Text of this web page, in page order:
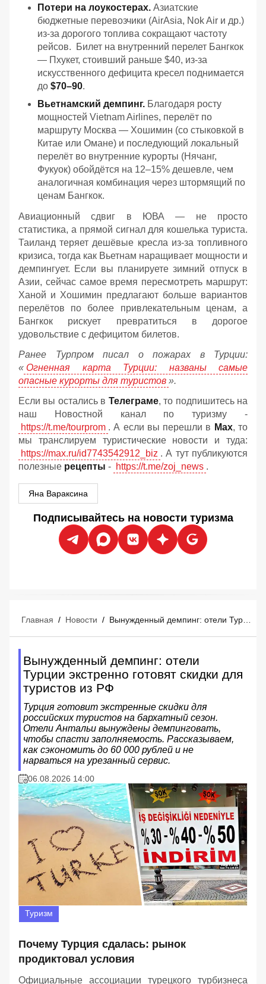
Потери на лоукостерах. Азиатские
бюджетные перевозчики (AirAsia, Nok Air и др.)
из-за дорогого топлива сокращают частоту
рейсов. Билет на внутренний перелет Бангкок
— Пхукет, стоивший раньше $40, из-за
искусственного дефицита кресел поднимается
до $70–90.
Вьетнамский демпинг. Благодаря росту
мощностей Vietnam Airlines, перелёт по
маршруту Москва — Хошимин (со стыковкой в
Китае или Омане) и последующий локальный
перелёт во внутренние курорты (Нячанг,
Фукуок) обойдётся на 12–15% дешевле, чем
аналогичная комбинация через штормящий по
ценам Бангкок.
Авиационный сдвиг в ЮВА — не просто
статистика, а прямой сигнал для кошелька туриста.
Таиланд теряет дешёвые кресла из-за топливного
кризиса, тогда как Вьетнам наращивает мощности и
демпингует. Если вы планируете зимний отпуск в
Азии, сейчас самое время пересмотреть маршрут:
Ханой и Хошимин предлагают больше вариантов
перелётов по более привлекательным ценам, а
Бангкок рискует превратиться в дорогое
удовольствие с дефицитом билетов.
Ранее Турпром писал о пожарах в Турции:
« Огненная карта Турции: названы самые
опасные курорты для туристов ».
Если вы остались в Телеграме, то подпишитесь на
наш Новостной канал по туризму -
https://t.me/tourprom . А если вы перешли в Мах, то
мы транслируем туристические новости и туда:
https://max.ru/id7743542912_biz . А тут публикуются
полезные рецепты - https://t.me/zoj_news .
Яна Вараксина
Подписывайтесь на новости туризма
Главная / Новости /
Вынужденный демпинг: отели
Турции экстренно готовят скидки для
туристов из РФ
Турция готовит экстренные скидки для
российских туристов на бархатный сезон.
Отели Антальи вынуждены демпинговать,
чтобы спасти заполняемость. Рассказываем,
как сэкономить до 60 000 рублей и не
нарваться на урезанный сервис.
06.08.2026 14:00
Туризм
Почему Турция сдалась: рынок
продиктовал условия
Официальные ассоциации турецкого турбизнеса